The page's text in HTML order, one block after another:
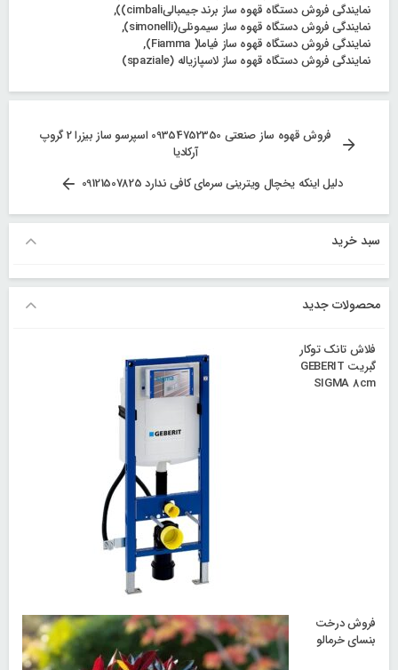
نمایندگی فروش دستگاه قهوه ساز برند جیمبالیcimbali))
,
نمایندگی فروش دستگاه قهوه ساز سیمونلی(simonelli)
,
نمایندگی فروش دستگاه قهوه ساز فیاما( Fiamma)
,
نمایندگی فروش دستگاه قهوه ساز لاسپازیاله (spaziale)
راهبری
نوشته‌ها
فروش قهوه ساز صنعتی 09354752350 اسپرسو ساز بیزرا 2 گروپ
آرکادیا
دلیل اینکه یخچال ویترینی سرمای کافی ندارد 09121507825
سبد خرید
محصولات جدید
فلاش تانک توکار
گبریت GEBERIT
SIGMA 8cm
فروش درخت
بنسای خرمالو